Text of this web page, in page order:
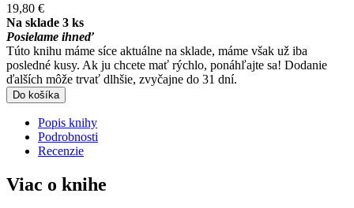
19,80 €
Na sklade 3 ks
Posielame ihneď
Túto knihu máme síce aktuálne na sklade, máme však už iba
posledné kusy. Ak ju chcete mať rýchlo, ponáhľajte sa! Dodanie
ďalších môže trvať dlhšie, zvyčajne do 31 dní.
Do košíka
Popis knihy
Podrobnosti
Recenzie
Viac o knihe